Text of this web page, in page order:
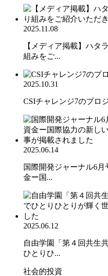
2025.11.08
【メディア掲載】ハタ
組みをご...
2025.10.31
CSIチャレンジ7のプロ
2025.06.14
国際開発ジャーナル6
金ー国...
2025.06.12
自由学園「第４回共生
ひとりひ...
社会的投資